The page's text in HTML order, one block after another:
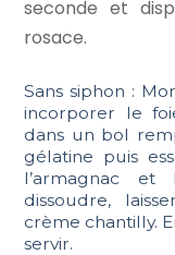
seconde et
rosace.
Sans siphon :
incorporer le
dans un bol
gélatine puis
l’armagnac
dissoudre,
crème chantilly.
servir.